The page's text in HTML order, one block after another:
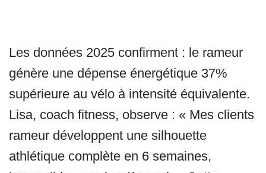
Les données 2025 confirment : le rameur
génère une dépense énergétique 37%
supérieure au vélo à intensité équivalente.
Lisa, coach fitness, observe : « Mes clients
rameur développent une silhouette
athlétique complète en 6 semaines,